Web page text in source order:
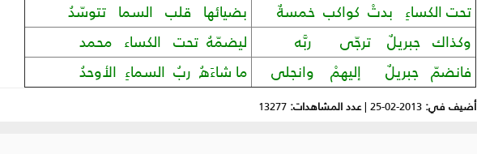
تحت الكساءِ بدتْ كواكب خمسةٌ
بضيائها قلب السما تتوسّدُ
وكذاك جبريلٌ ترجّى ربَّه
ليضمّهُ تحت الكساء محمد
فانضمّ جبريلٌ إليهمْ وانجلى
ما شاءَهُ ربُ السماءِ الأوحدُ
أضيف في: 2013-02-25
|عدد المشاهدات: 13277